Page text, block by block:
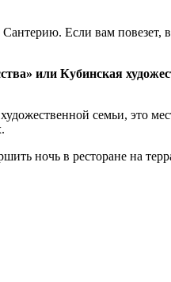
Если вам повезет,
или Кубинская
семьи, это
ночь в ресторане на